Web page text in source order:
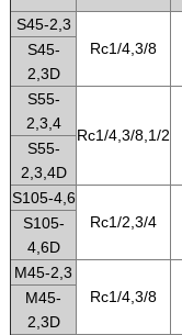
S45-2,3
Rc1/4,3/8
S45-
2,3D
S55-
2,3,4
Rc1/4,3/8,1/2
S55-
2,3,4D
S105-4,6
Rc1/2,3/4
S105-
4,6D
M45-2,3
Rc1/4,3/8
M45-
2,3D